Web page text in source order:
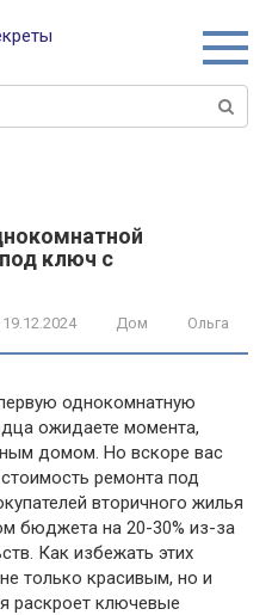
ключ с
19.12.2024 Дом Ольга
однокомнатную
ожидаете момента,
домом. Но вскоре вас
ремонта под
вторичного жилья
бюджета на 20-30% из-за
Как избежать этих
только красивым, но и
раскроет ключевые